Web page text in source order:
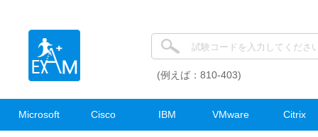
(例えば：810-403)
Microsoft Cisco IBM VMware Citrix